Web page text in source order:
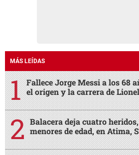
MÁS LEÍDAS
Fallece Jorge Messi a los 68
el origen y la carrera de Lionel
Balacera deja cuatro
menores de edad, en Atima,